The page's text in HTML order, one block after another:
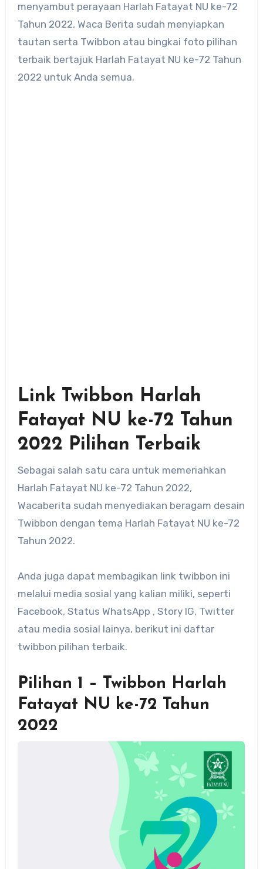
menyambut perayaan Harlah Fatayat NU ke-72
Tahun 2022, Waca Berita sudah menyiapkan
tautan serta Twibbon atau bingkai foto pilihan
terbaik bertajuk Harlah Fatayat NU ke-72 Tahun
2022 untuk Anda semua.
Link Twibbon Harlah
Fatayat NU ke-72 Tahun
2022 Pilihan Terbaik
Sebagai salah satu cara untuk memeriahkan
Harlah Fatayat NU ke-72 Tahun 2022,
Wacaberita sudah menyediakan beragam desain
Twibbon dengan tema Harlah Fatayat NU ke-72
Tahun 2022.
Anda juga dapat membagikan link twibbon ini
melalui media sosial yang kalian miliki, seperti
Facebook, Status WhatsApp , Story IG, Twitter
atau media sosial lainya, berikut ini daftar
twibbon pilihan terbaik.
Pilihan 1 – Twibbon Harlah
Fatayat NU ke-72 Tahun
2022